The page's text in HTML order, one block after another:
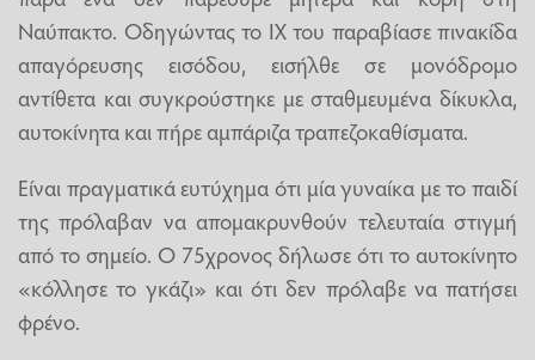
Ναύπακτο. Οδηγώντας το ΙΧ του παραβίασε πινακίδα
απαγόρευσης εισόδου, εισήλθε σε μονόδρομο
αντίθετα και συγκρούστηκε με σταθμευμένα δίκυκλα,
αυτοκίνητα και πήρε αμπάριζα τραπεζοκαθίσματα.
Είναι πραγματικά ευτύχημα ότι μία γυναίκα με το παιδί
της πρόλαβαν να απομακρυνθούν τελευταία στιγμή
από το σημείο. Ο 75χρονος δήλωσε ότι το αυτοκίνητο
«κόλλησε το γκάζι» και ότι δεν πρόλαβε να πατήσει
φρένο.